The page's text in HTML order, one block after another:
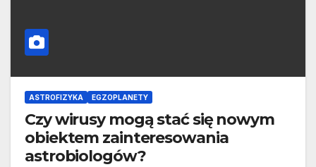
ASTROFIZYKA EGZOPLANETY
Czy wirusy mogą stać się nowym
obiektem zainteresowania
astrobiologów?